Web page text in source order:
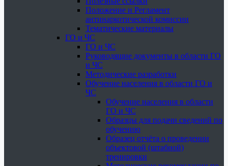
Положение и Регламент
антинаркотической комиссии
Тематические материалы
ГО и ЧС
ГО и ЧС
Руководящие документы в области ГО
и ЧС
Методические разработки
Обучение населения в области ГО и
ЧС
Обучение населения в области
ГО и ЧС
Образцы для подачи сведений по
обучению
Образец отчёта о проведении
объектовой (штабной)
тренировки